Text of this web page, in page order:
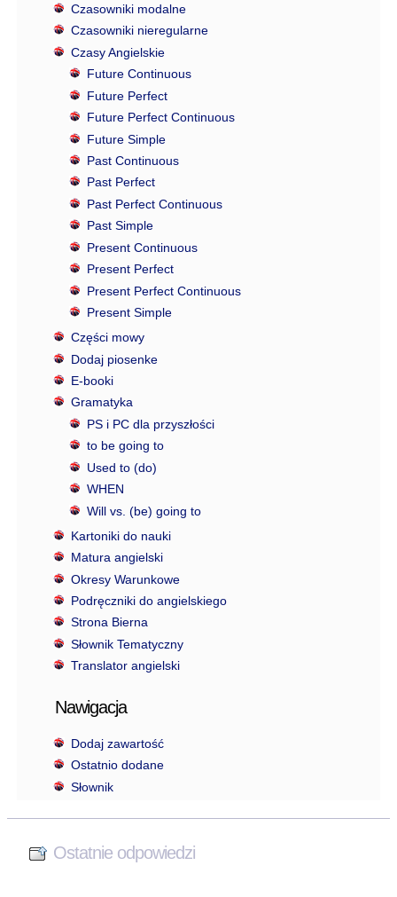
Czasowniki modalne
Czasowniki nieregularne
Czasy Angielskie
Future Continuous
Future Perfect
Future Perfect Continuous
Future Simple
Past Continuous
Past Perfect
Past Perfect Continuous
Past Simple
Present Continuous
Present Perfect
Present Perfect Continuous
Present Simple
Części mowy
Dodaj piosenke
E-booki
Gramatyka
PS i PC dla przyszłości
to be going to
Used to (do)
WHEN
Will vs. (be) going to
Kartoniki do nauki
Matura angielski
Okresy Warunkowe
Podręczniki do angielskiego
Strona Bierna
Słownik Tematyczny
Translator angielski
Nawigacja
Dodaj zawartość
Ostatnio dodane
Słownik
Ostatnie odpowiedzi